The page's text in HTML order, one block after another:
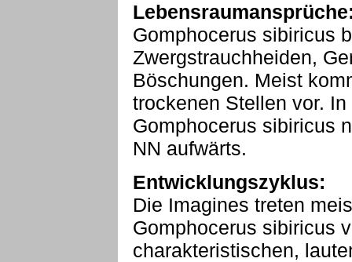
Gomphocerus sibiricus
Zwergstrauchheiden,
Böschungen. Meist
trockenen Stellen vor.
Gomphocerus sibiricus
NN aufwärts.
Entwicklungszyklus:
Die Imagines treten
Gomphocerus sibiricus
charakteristischen,